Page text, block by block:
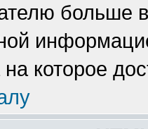
больше
которое